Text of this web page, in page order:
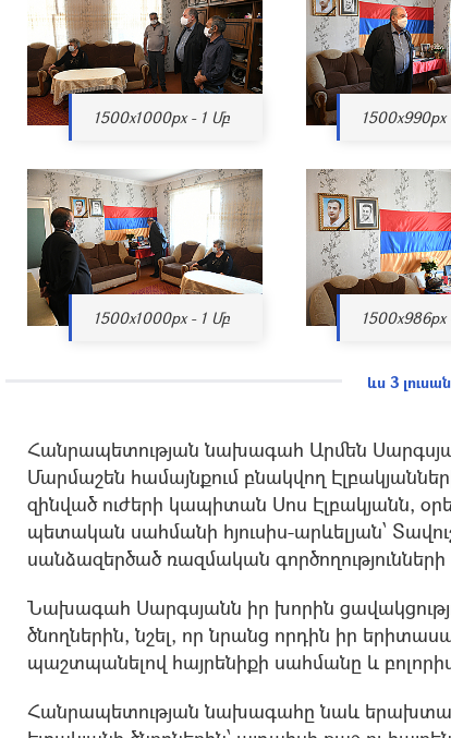
1500x1000px - 1 Մբ
1500x1000px - 1 Մբ
ևս 3
Հանրապետության նախագահ Արմեն
Մարմաշեն համայնքում բնակվող
զինված ուժերի կապիտան Սոս Էլբակյանն,
պետական սահմանի հյուսիս-արևելյան՝
սանձազերծած ռազմական
Նախագահ Սարգսյանն իր խորին
ծնողներին, նշել, որ նրանց որդին իր
պաշտպանելով հայրենիքի սահմանը և
Հանրապետության նախագահը նաև